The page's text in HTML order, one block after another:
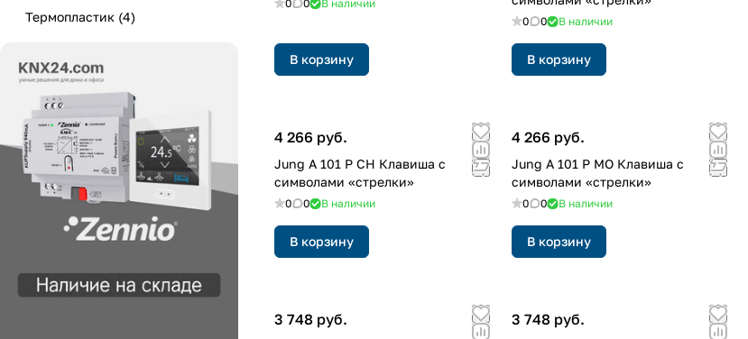
0 0 В наличии
В корзину
0 0 В наличии
В корзину
4 266 руб.
Jung A 101 P CH Клавиша с
символами «стрелки»
0 0 В наличии
В корзину
4 266 руб.
Jung A 101 P MO Клавиша с
символами «стрелки»
0 0 В наличии
В корзину
3 748 руб. 3 748 руб.
Термопластик (4)